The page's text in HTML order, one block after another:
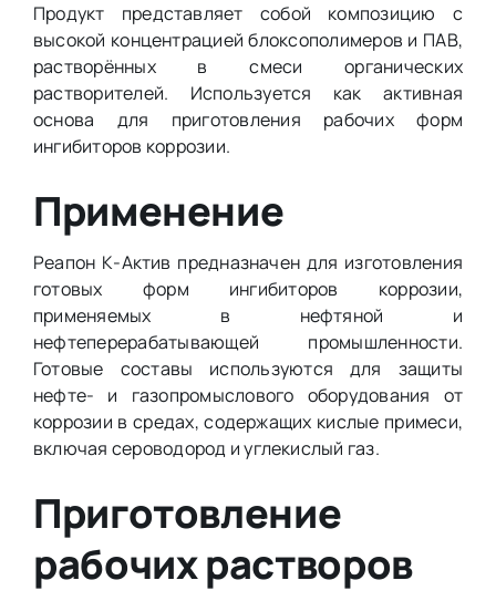
Продукт представляет собой композицию с
высокой концентрацией блоксополимеров и ПАВ,
растворённых в смеси органических
растворителей. Используется как активная
основа для приготовления рабочих форм
ингибиторов коррозии.
Применение
Реапон К-Актив предназначен для изготовления
готовых форм ингибиторов коррозии,
применяемых в нефтяной и
нефтеперерабатывающей промышленности.
Готовые составы используются для защиты
нефте- и газопромыслового оборудования от
коррозии в средах, содержащих кислые примеси,
включая сероводород и углекислый газ.
Приготовление
рабочих растворов